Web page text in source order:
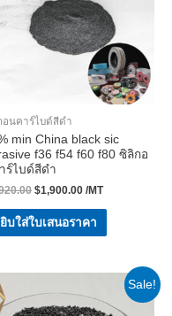
อนคาร์ไบด์สีดำ
min China black sic
f36 f54 f60 f80 ซิลิกอ
ร์ไบด์สีดำ
$1,900.00 /MT
บใส่ใบเสนอราคา
Sale!